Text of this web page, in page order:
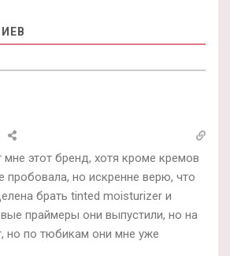
мне этот бренд, хотя кроме кремов
пробовала, но искренне верю, что
брать tinted moisturizer и
праймеры они выпустили, но на
но по тюбикам они мне уже